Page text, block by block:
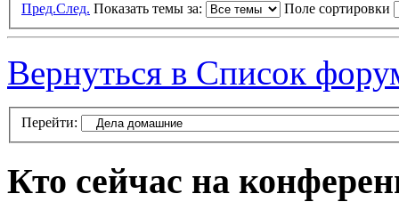
Пред.След. Показать темы за: Поле сортировки
Вернуться в Список
Перейти:
Кто сейчас на